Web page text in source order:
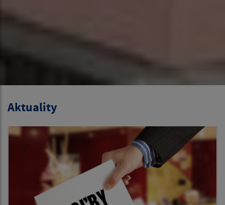
Aktuality